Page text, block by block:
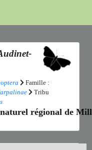
régional de
Famille :
Tribu